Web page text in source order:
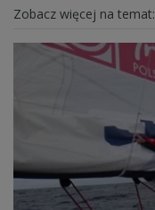
Zobacz więcej na temat: